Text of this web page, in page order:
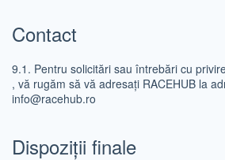
Contact
9.1. Pentru solicitări sau întrebări cu
, vă rugăm să vă adresați RACEHUB la
info@racehub.ro
Dispoziții finale